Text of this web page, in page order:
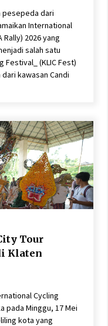
pesepeda dari
International
Rally) 2026 yang
salah satu
Festival_ (KLIC Fest)
kawasan Candi
Tour
Klaten
Cycling
pada Minggu, 17 Mei
kota yang